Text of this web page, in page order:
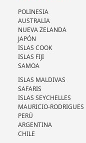
POLINESIA
AUSTRALIA
NUEVA ZELANDA
JAPÓN
ISLAS COOK
ISLAS FIJI
SAMOA
ISLAS MALDIVAS
SAFARIS
ISLAS SEYCHELLES
MAURICIO-RODRIGUES
PERÚ
ARGENTINA
CHILE